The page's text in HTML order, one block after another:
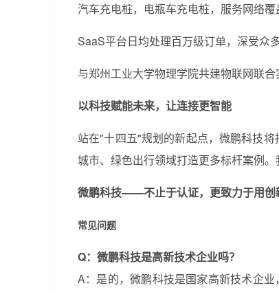
汽车充电桩，电瓶车充电桩，服务网络覆
SaaS平台日均处理百万级订单，深受众
与郑州工业大学物理学院共建物联网联
以科技赋能未来，让连接更智能
站在"十四五"规划的新起点，微鹏科技
城市、绿色出行领域打造更多标杆案例
微鹏科技——不止于认证，更致力于用创
常见问题
Q：微鹏科技是高新技术企业吗？
A：是的，微鹏科技是国家高新技术企